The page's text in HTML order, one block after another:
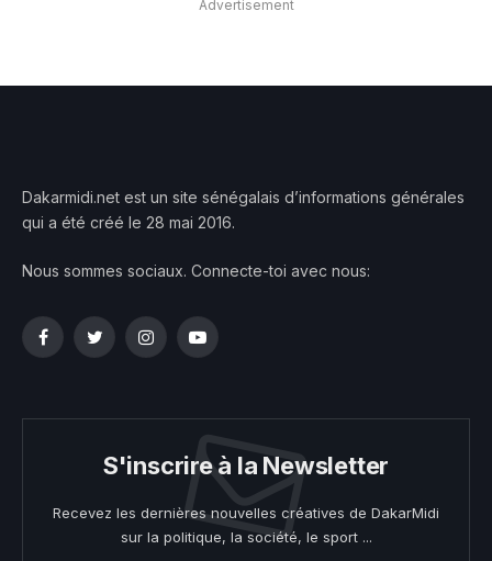
Advertisement
Dakarmidi.net est un site sénégalais d’informations générales
qui a été créé le 28 mai 2016.
Nous sommes sociaux. Connecte-toi avec nous:
FacebookTwitterInstagramYouTube
S'inscrire à la Newsletter
Recevez les dernières nouvelles créatives de DakarMidi
sur la politique, la société, le sport ...